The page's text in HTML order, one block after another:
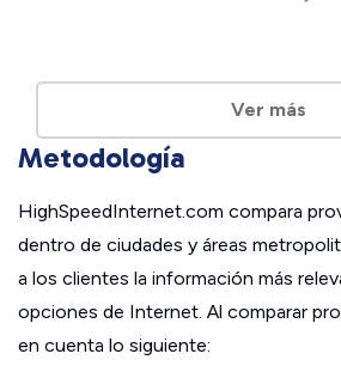
Ver más
Metodología
HighSpeedInternet.com compara
dentro de ciudades y áreas
a los clientes la información más
opciones de Internet. Al comparar
en cuenta lo siguiente: